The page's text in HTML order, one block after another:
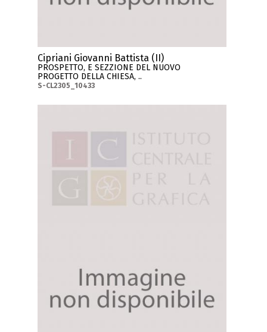
Cipriani Giovanni Battista (II)
PROSPETTO, E SEZZIONE DEL NUOVO
PROGETTO DELLA CHIESA, ..
S-CL2305_10433